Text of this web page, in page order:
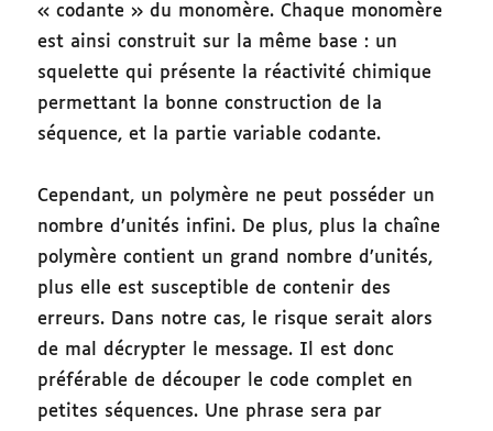
« codante » du monomère. Chaque monomère
est ainsi construit sur la même base : un
squelette qui présente la réactivité chimique
permettant la bonne construction de la
séquence, et la partie variable codante.
Cependant, un polymère ne peut posséder un
nombre d’unités infini. De plus, plus la chaîne
polymère contient un grand nombre d’unités,
plus elle est susceptible de contenir des
erreurs. Dans notre cas, le risque serait alors
de mal décrypter le message. Il est donc
préférable de découper le code complet en
petites séquences. Une phrase sera par